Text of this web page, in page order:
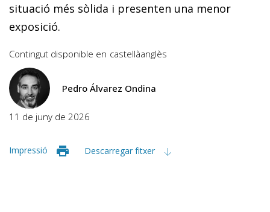
situació més sòlida i presenten una menor
exposició.
Contingut disponible en castellàanglès
Pedro Álvarez Ondina
11 de juny de 2026
Impressió Descarregar fitxer